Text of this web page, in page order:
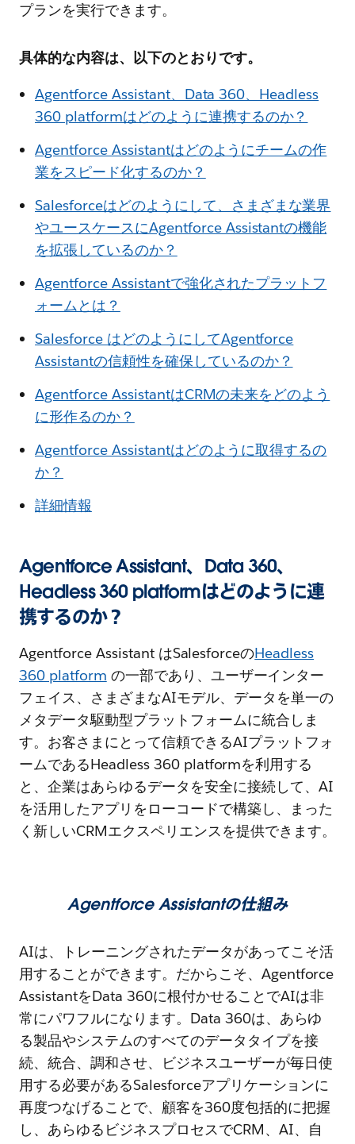
プランを実行できます。
具体的な内容は、以下のとおりです。
Agentforce Assistant、Data 360、Headless
360 platformはどのように連携するのか？
Agentforce Assistantはどのようにチームの作
業をスピード化するのか？
Salesforceはどのようにして、さまざまな業界
やユースケースにAgentforce Assistantの機能
を拡張しているのか？
Agentforce Assistantで強化されたプラットフ
ォームとは？
Salesforce はどのようにしてAgentforce
Assistantの信頼性を確保しているのか？
Agentforce AssistantはCRMの未来をどのよう
に形作るのか？
Agentforce Assistantはどのように取得するの
か？
詳細情報
Agentforce Assistant、Data 360、
Headless 360 platformはどのように連
携するのか？
Agentforce Assistant はSalesforceのHeadless
360 platform の一部であり、ユーザーインター
フェイス、さまざまなAIモデル、データを単一の
メタデータ駆動型プラットフォームに統合しま
す。お客さまにとって信頼できるAIプラットフォ
ームであるHeadless 360 platformを利用する
と、企業はあらゆるデータを安全に接続して、AI
を活用したアプリをローコードで構築し、まった
く新しいCRMエクスペリエンスを提供できます。
Agentforce Assistantの仕組み
AIは、トレーニングされたデータがあってこそ活
用することができます。だからこそ、Agentforce
AssistantをData 360に根付かせることでAIは非
常にパワフルになります。Data 360は、あらゆ
る製品やシステムのすべてのデータタイプを接
続、統合、調和させ、ビジネスユーザーが毎日使
用する必要があるSalesforceアプリケーションに
再度つなげることで、顧客を360度包括的に把握
し、あらゆるビジネスプロセスでCRM、AI、自